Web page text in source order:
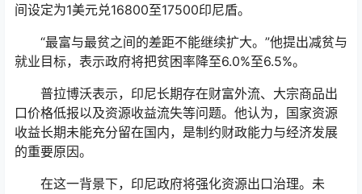
间设定为1美元兑16800至17500印尼盾。
“最富与最贫之间的差距不能继续扩大。”他提出减贫与
就业目标，表示政府将把贫困率降至6.0%至6.5%。
普拉博沃表示，印尼长期存在财富外流、大宗商品出
口价格低报以及资源收益流失等问题。他认为，国家资源
收益长期未能充分留在国内，是制约财政能力与经济发展
的重要原因。
在这一背景下，印尼政府将强化资源出口治理。未